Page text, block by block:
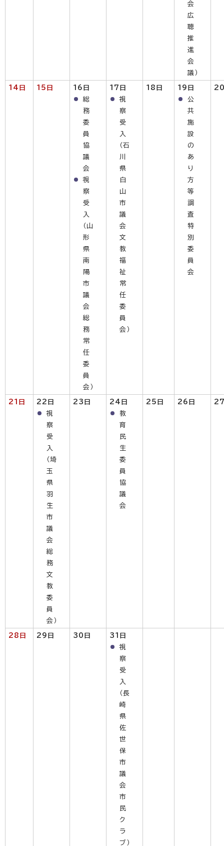
会
広
聴
推
進
会
議）
14日 15日
16日
総
務
委
員
協
議
会
視
察
受
入
（山
形
県
南
陽
市
議
会
総
務
常
任
委
員
会）
17日
視
察
受
入
（石
川
県
白
山
市
議
会
文
教
福
祉
常
任
委
員
会）
18日
19日
公
共
施
設
の
あ
り
方
等
調
査
特
別
委
員
会
21日
22日
視
察
受
入
（埼
玉
県
羽
生
市
議
会
総
務
文
教
委
員
会）
23日
24日
教
育
民
生
委
員
協
議
会
25日 26日
28日 29日 30日
31日
視
察
受
入
（長
崎
県
佐
世
保
市
議
会
市
民
ク
ラ
ブ）